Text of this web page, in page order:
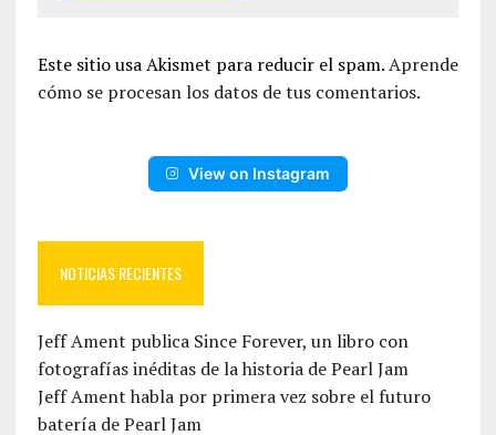
Este sitio usa Akismet para reducir el spam.Aprende
cómo se procesan los datos de tus comentarios.
View on Instagram
NOTICIAS RECIENTES
Jeff Ament publica Since Forever, un libro con
fotografías inéditas de la historia de Pearl Jam
Jeff Ament habla por primera vez sobre el futuro
batería de Pearl Jam